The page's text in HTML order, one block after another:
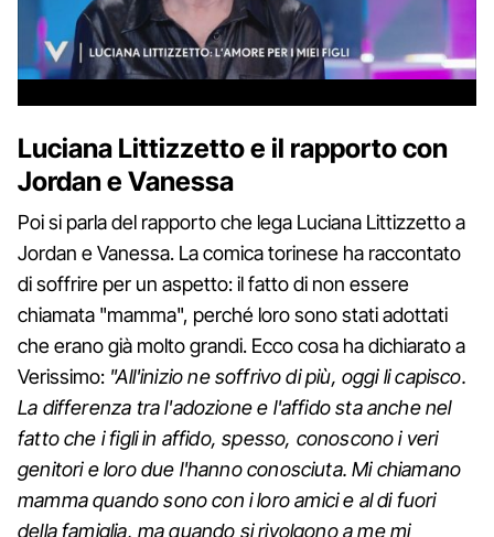
Luciana Littizzetto e il rapporto con
Jordan e Vanessa
Poi si parla del rapporto che lega Luciana Littizzetto a
Jordan e Vanessa. La comica torinese ha raccontato
di soffrire per un aspetto: il fatto di non essere
chiamata "mamma", perché loro sono stati adottati
che erano già molto grandi. Ecco cosa ha dichiarato a
Verissimo: "All'inizio ne soffrivo di più, oggi li capisco.
La differenza tra l'adozione e l'affido sta anche nel
fatto che i figli in affido, spesso, conoscono i veri
genitori e loro due l'hanno conosciuta. Mi chiamano
mamma quando sono con i loro amici e al di fuori
della famiglia, ma quando si rivolgono a me mi